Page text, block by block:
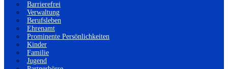
Barrierefrei
Verwaltung
Berufsleben
Ehrenamt
Prominente Persönlichkeiten
Kinder
Familie
Jugend